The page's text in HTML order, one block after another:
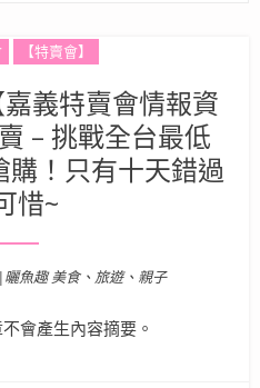
【特賣會】
義特賣會情報資
– 挑戰全台最低
！只有十天錯過
惜~
Posted on
魚趣 美食、旅遊、親子
會產生內容摘要。